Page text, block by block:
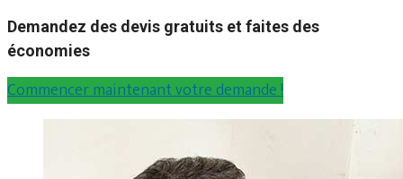
Demandez des devis gratuits et faites des
économies
Commencer maintenant votre demande !